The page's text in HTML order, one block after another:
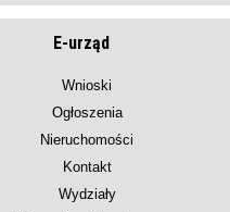
E-urząd
Wnioski
Ogłoszenia
Nieruchomości
Kontakt
Wydziały